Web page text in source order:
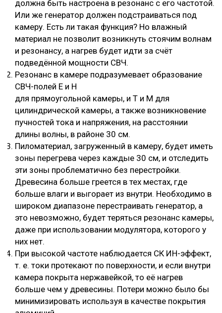
должна быть настроена в резонанс с его частотой.
Или же генератор должен подстраиваться под
камеру. Есть ли такая функция? Но влажный
материал не позволит возникнуть стоячим волнам
и резонансу, а нагрев будет идти за счёт
подведённой мощности СВЧ.
Резонанс в камере подразумевает образование
СВЧ-полей Е и Н
для прямоугольной камеры, и Т и М для
цилиндрической камеры, а также возникновение
пучностей тока и напряжения, на расстоянии
длины волны, в районе 30 см.
Пиломатериал, загруженный в камеру, будет иметь
зоны перегрева через каждые 30 см, и отследить
эти зоны проблематично без перестройки.
Древесина больше греется в тех местах, где
больше влаги и выгорает из внутри. Необходимо в
широком диапазоне перестраивать генератор, а
это невозможно, будет теряться резонанс камеры,
даже при использовании модулятора, которого у
них нет.
При высокой частоте наблюдается СК ИН-эффект,
т. е. токи протекают по поверхности, и если внутри
камера покрыта нержавейкой, то её нагрев
больше чем у древесины. Потери можно было бы
минимизировать используя в качестве покрытия